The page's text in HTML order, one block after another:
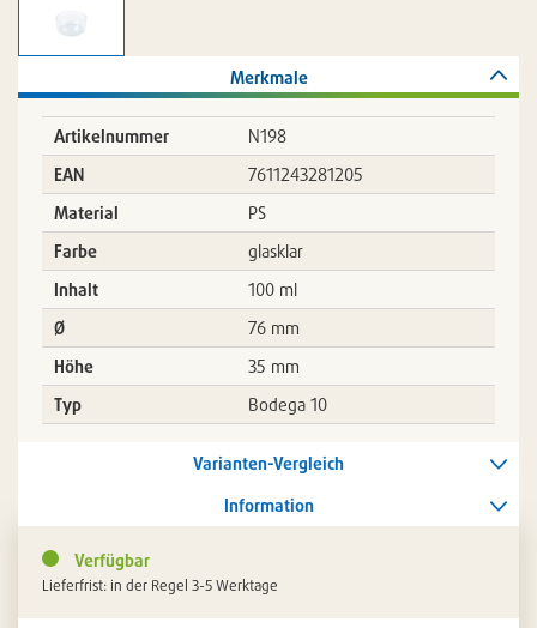
Merkmale
Artikelnummer
N198
EAN
7611243281205
Material
PS
Farbe
glasklar
Inhalt
100 ml
Ø
76 mm
Höhe
35 mm
Typ
Bodega 10
Varianten-Vergleich
Information
Verfügbar
Lieferfrist: in der Regel 3-5 Werktage